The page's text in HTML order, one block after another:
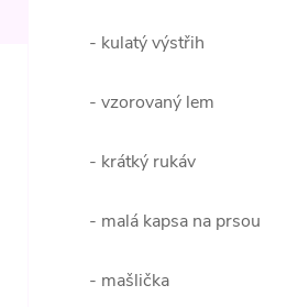
- kulatý výstřih
- vzorovaný lem
- krátký rukáv
- malá kapsa na prsou
- mašlička